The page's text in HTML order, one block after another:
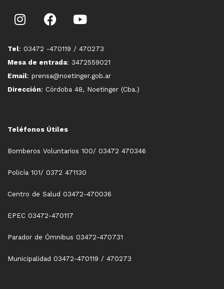
Tel: 03472 -470119 / 470273
Mesa de entrada: 3472559021
Email: prensa@noetinger.gob.ar
Dirección: Córdoba 48, Noetinger (Cba.)
Teléfonos Útiles
Bomberos Voluntarios 100/ 03472 470346
Policía 101/ 0372 471130
Centro de Salud 03472-470036
EPEC 03472-470117
Parador de Ómnibus 03472-470731
Municipalidad 03472-470119 / 470273